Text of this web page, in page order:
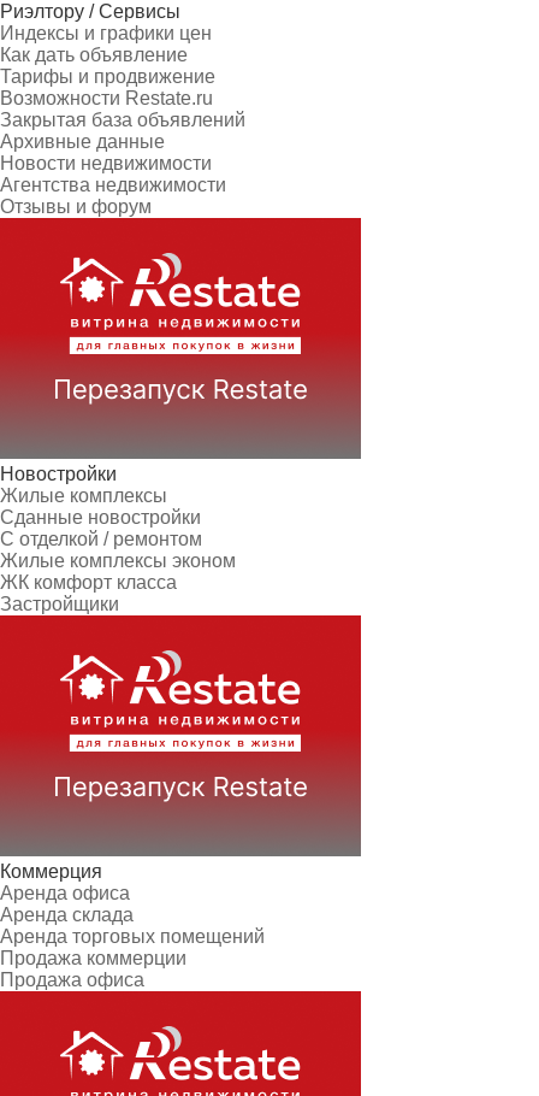
Риэлтору / Сервисы
Индексы и графики цен
Как дать объявление
Тарифы и продвижение
Возможности Restate.ru
Закрытая база объявлений
Архивные данные
Новости недвижимости
Агентства недвижимости
Отзывы и форум
Новостройки
Жилые комплексы
Сданные новостройки
С отделкой / ремонтом
Жилые комплексы эконом
ЖК комфорт класса
Застройщики
Коммерция
Аренда офиса
Аренда склада
Аренда торговых помещений
Продажа коммерции
Продажа офиса